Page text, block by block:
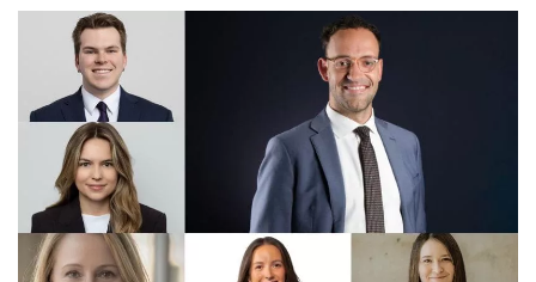
Bien à vous,
La Rédaction de Droit-inc.com